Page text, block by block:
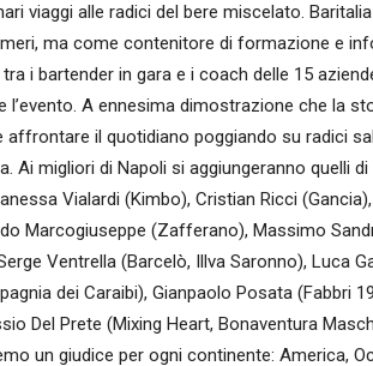
viaggi alle radici del bere miscelato.
ma come contenitore di formazione e
i bartender in gara e i coach delle 15
l’evento. A ennesima dimostrazione che la
affrontare il quotidiano poggiando su radici
Ai migliori di Napoli si aggiungeranno quelli
Vialardi (Kimbo), Cristian Ricci
Marcogiuseppe (Zafferano), Massimo
Ventrella (Barcelò, Illva Saronno), Luca
dei Caraibi), Gianpaolo Posata (Fabbri
Del Prete (Mixing Heart, Bonaventura
un giudice per ogni continente: America,